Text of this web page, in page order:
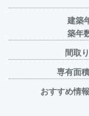
建築
築年
間取
専有面
おすすめ情